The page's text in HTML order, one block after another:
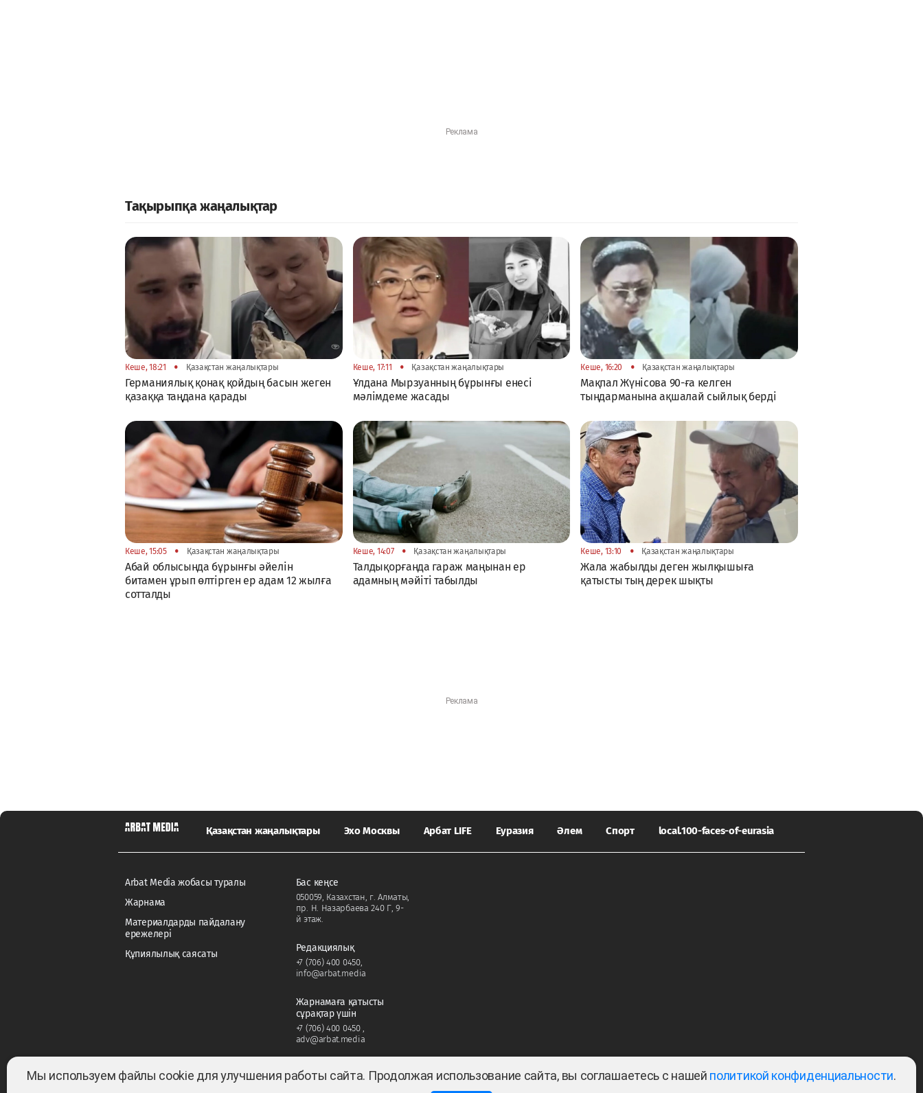
Тақырыпқа жаңалықтар
Кеше, 18:21 • Қазақстан жаңалықтары
Германиялық қонақ қойдың басын жеген
қазаққа таңдана қарады
Кеше, 17:11 • Қазақстан жаңалықтары
Ұлдана Мырзуанның бұрынғы енесі
мәлімдеме жасады
Кеше, 16:20 • Қазақстан жаңалықтары
Мақпал Жүнісова 90-ға келген
тыңдарманына ақшалай сыйлық берді
Кеше, 15:05 • Қазақстан жаңалықтары
Абай облысында бұрынғы әйелін
битамен ұрып өлтірген ер адам 12 жылға
сотталды
Кеше, 14:07 • Қазақстан жаңалықтары
Талдықорғанда гараж маңынан ер
адамның мәйіті табылды
Кеше, 13:10 • Қазақстан жаңалықтары
Жала жабылды деген жылқышыға
қатысты тың дерек шықты
Қазақстан жаңалықтары Эхо Москвы Арбат LIFE Еуразия Әлем Спорт local.100-faces-of-eurasia
Arbat Media жобасы туралы
Жарнама
Материалдарды пайдалану
ережелері
Құпиялылық саясаты
Бас кеңсе
050059, Казахстан, г. Алматы,
пр. Н. Назарбаева 240 Г, 9-
й этаж.
Редакциялық
+7 (706) 400 0450,
info@arbat.media
Жарнамаға қатысты
сұрақтар үшін
+7 (706) 400 0450
adv@arbat.media
Тема:
Мы используем файлы cookie для улучшения работы сайта. Продолжая использование сайта, вы соглашаетесь с нашей политикой конфиденциальности.